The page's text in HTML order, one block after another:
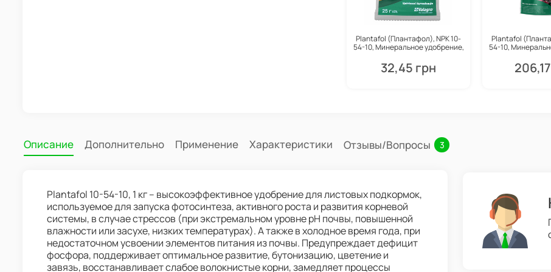
Plantafol (Плантафол), NPK 10-
54-10, Минеральное удобрение,
32,45 грн
Plantafol
54-10,
Описание Дополнительно Применение Характеристики Отзывы/Вопросы 3
Plantafol 10-54-10, 1 кг – высокоэффективное удобрение для листовых подкормок,
используемое для запуска фотосинтеза, активного роста и развития корневой
системы, в случае стрессов (при экстремальном уровне рН почвы, повышенной
влажности или засухе, низких температурах). А также в холодное время года, при
недостаточном усвоении элементов питания из почвы. Предупреждает дефицит
фосфора, поддерживает оптимальное развитие, бутонизацию, цветение и
завязь, восстанавливает слабое волокнистые корни, замедляет процессы